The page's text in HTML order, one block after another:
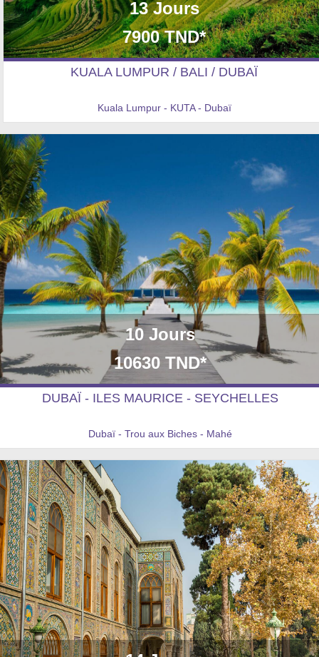
13 Jours
7900 TND*
KUALA LUMPUR / BALI / DUBAÏ
Kuala Lumpur - KUTA - Dubaï
10 Jours
10630 TND*
DUBAÏ - ILES MAURICE - SEYCHELLES
Dubaï - Trou aux Biches - Mahé